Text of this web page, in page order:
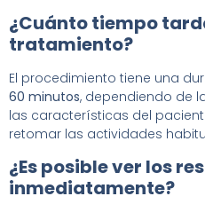
¿Cuánto tiempo
tratamiento?
El procedimiento tiene una
60 minutos, dependiendo de
las características del
retomar las actividades
¿Es posible ver los
inmediatamente?